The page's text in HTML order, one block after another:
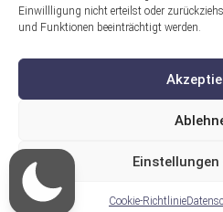
Einwillligung nicht erteilst oder
und Funktionen beeinträchtigt werden.
Einstellungen
Cookie-Richtlinie
Gefördert durch:
Ein Projekt der ASB Seelische
gGmbH